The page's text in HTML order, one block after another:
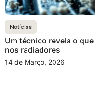
Notícias
Um técnico revela o
nos radiadores
14 de Março, 2026